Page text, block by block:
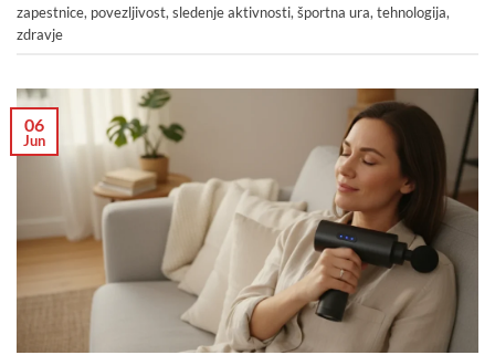
zapestnice, povezljivost, sledenje aktivnosti, športna ura, tehnologija,
zdravje
06
Jun